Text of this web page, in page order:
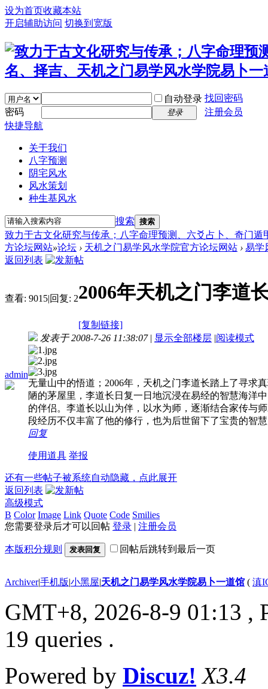
设为首页收藏本站
开启辅助访问 切换到宽版
自动登录 找回密码
密码
登录
注册会员
快捷导航
关于我们
八字预测
阴宅风水
风水策划
种生基风水
搜索 搜索
致力于古文化研究与传承；八字命理预测、六爻占卜、奇门
方论坛网站»论坛 › 天机之门易学风水学院官方论坛网站 › 易学
返回列表
查看: 9015|回复: 22006年天机之门李道
[复制链接]
admin
发表于 2008-7-26 11:38:07 | 显示全部楼层 |阅读模式
无量山中的悟道；2006年，天机之门李道长踏上了寻求
陋的茅屋里，李道长日复一日地沉浸在易经的智慧海洋
的伴侣。李道长以山为伴，以水为师，逐渐结合家传与
段经历不仅丰富了他的修行，也为后世留下了宝贵的智
回复
使用道具 举报
还有一些帖子被系统自动隐藏，点此展开
返回列表
高级模式
B Color Image Link Quote Code Smilies
您需要登录后才可以回帖 登录 | 注册会员
本版积分规则 发表回复 回帖后跳转到最后一页
Archiver|手机版|小黑屋|天机之门易学风水学院易卜一道馆 ( 滇
GMT+8, 2026-8-9 01:13 ,
19 queries .
Powered by Discuz! X3.4